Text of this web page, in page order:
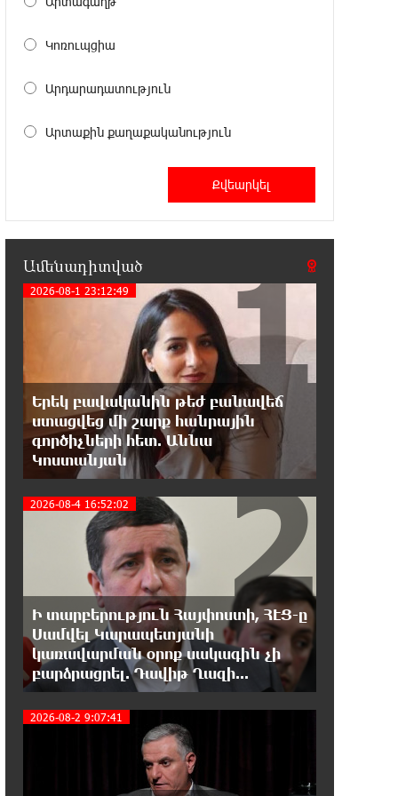
15:07:43 8-08-2026
չստացված դերասանի թատրոն. Աննա
Միայն հանրային մեծ
աջակցության պարագայում
ընդդիմությունը կկարողանա օրակարգ թելադրել.
Արեգ Սավգուլյան
14:44:51 8-08-2026
«ՀայաՔվեի» տարածքային
գրասենյակները շարունակում են
կահավորվել Ավետիք Չալաբյանի ազատ
արձակումը պահանջող պաստառներով
13:16:00 8-08-2026
Երկուսը մեկում. Բրիտանացի
ֆերմերները համատեղում են
արևային վահանակները ոչխարների հետ մեկ
դաշտում, և դա աշխատում է
12:27:29 8-08-2026
Սաուդյան Արաբիան, Թուրքիան և
Պակիստանը համատեղ
պաշտպանության մասին համաձայնագիր են
կնքել. Արտակ Զաքարյան
12:05:38 8-08-2026
Սլովակիայի նախկին
ղեկավարները պահանջում են, որ
Եկեղեցու նկատմամբ քաղաքական
հետապնդումները և ճնշումները
11:47:14 8-08-2026
Կոռուպցիա
Արդարադատություն
Արտաքին քաղաքականություն
Ամենադիտված
2026-08-1 23:12:49
Երեկ բավականին թեժ բանավեճ
ստացվեց մի շարք հանրային
գործիչների հետ. Աննա
Կոստանյան
1
2026-08-4 16:52:02
Ի տարբերություն Հայփոստի, ՀԷՑ-ը
Սամվել Կարապետյանի
կառավարման օրոք սակագին չի
բարձրացրել. Դավիթ Ղազի...
2
2026-08-2 9:07:41 3